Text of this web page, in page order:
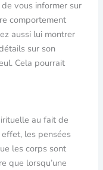
vous informer sur
comportement
aussi lui montrer
sur son
Cela pourrait
au fait de
les pensées
les corps sont
que lorsqu’une